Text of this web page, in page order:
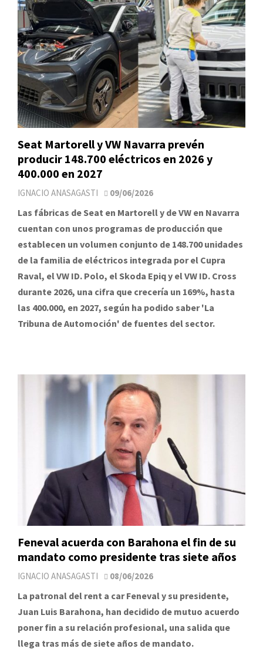
Seat Martorell y VW Navarra prevén
producir 148.700 eléctricos en 2026 y
400.000 en 2027
IGNACIO ANASAGASTI 09/06/2026
Las fábricas de Seat en Martorell y de VW en Navarra
cuentan con unos programas de producción que
establecen un volumen conjunto de 148.700 unidades
de la familia de eléctricos integrada por el Cupra
Raval, el VW ID. Polo, el Skoda Epiq y el VW ID. Cross
durante 2026, una cifra que crecería un 169%, hasta
las 400.000, en 2027, según ha podido saber 'La
Tribuna de Automoción' de fuentes del sector.
Feneval acuerda con Barahona el fin de su
mandato como presidente tras siete años
IGNACIO ANASAGASTI 08/06/2026
La patronal del rent a car Feneval y su presidente,
Juan Luis Barahona, han decidido de mutuo acuerdo
poner fin a su relación profesional, una salida que
llega tras más de siete años de mandato.